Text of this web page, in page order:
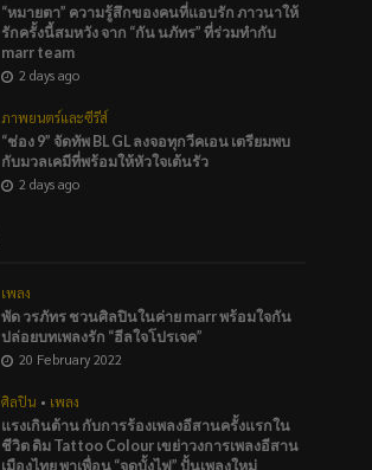
“หมายตา” ความรู้สึกของคนที่แอบรัก ภาวนาให้
รักครั้งนี้สมหวัง จาก “กัน นภัทร” ที่ร่วมทำกับ
marr team
2 days ago
ภาพยนตร์และซีรีส์
“ช่อง 9” จัดทัพ BL GL ลงจอทุกวีคเอน เตรียมพบ
กับมวลเคมีที่พร้อมให้หัวใจเต้นรัว
2 days ago
เพลง
พัด วรภัทร ชวนศิลปินในค่าย marr พร้อมใจกัน
ปล่อยบทเพลงรัก “ฮีลใจโปรเจค”
20 February 2022
ศิลปิน • เพลง
แรงเกินต้าน กับการร้องเพลงอีสานครั้งแรกใน
ชีวิต ดิม Tattoo Colour เขย่าวงการเพลงอีสาน
เมืองไทย พาเพื่อน “จูดบั้งไฟ” ปั้นเพลงใหม่